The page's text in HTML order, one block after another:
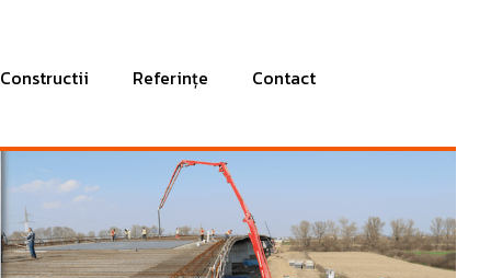
Constructii Referințe Contact